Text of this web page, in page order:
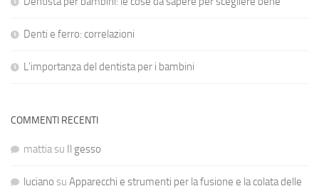
Denti e ferro: correlazioni
L’importanza del dentista per i bambini
COMMENTI RECENTI
mattiasu Il gesso
luciano su Apparecchi e strumenti per la fusione e la colata delle